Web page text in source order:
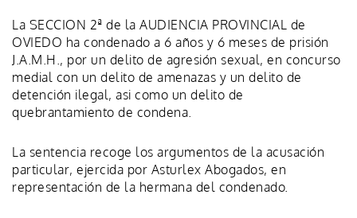
La SECCION 2ª de la AUDIENCIA PROVINCIAL de
OVIEDO ha condenado a 6 años y 6 meses de prisión
J.A.M.H., por un delito de agresión sexual, en concurso
medial con un delito de amenazas y un delito de
detención ilegal, asi como un delito de
quebrantamiento de condena.
La sentencia recoge los argumentos de la acusación
particular, ejercida por Asturlex Abogados, en
representación de la hermana del condenado.